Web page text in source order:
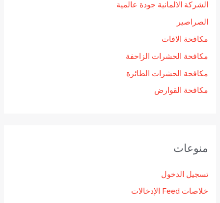
الشركة الالمانية جودة عالمية
الصراصير
مكافحة الافات
مكافحة الحشرات الزاحفة
مكافحة الحشرات الطائرة
مكافحة القوارض
منوعات
تسجيل الدخول
خلاصات Feed الإدخالات